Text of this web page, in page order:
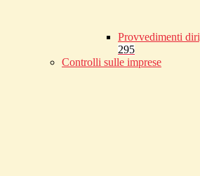
Provvedimenti
295
Controlli sulle imprese